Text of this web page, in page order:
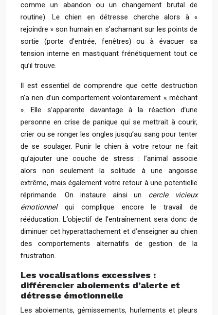
comme un abandon ou un changement brutal de
routine). Le chien en détresse cherche alors à «
rejoindre » son humain en s’acharnant sur les points de
sortie (porte d’entrée, fenêtres) ou à évacuer sa
tension interne en mastiquant frénétiquement tout ce
qu’il trouve.
Il est essentiel de comprendre que cette destruction
n’a rien d’un comportement volontairement « méchant
». Elle s’apparente davantage à la réaction d’une
personne en crise de panique qui se mettrait à courir,
crier ou se ronger les ongles jusqu’au sang pour tenter
de se soulager. Punir le chien à votre retour ne fait
qu’ajouter une couche de stress : l’animal associe
alors non seulement la solitude à une angoisse
extrême, mais également votre retour à une potentielle
réprimande. On instaure ainsi un cercle vicieux
émotionnelqui complique encore le travail de
rééducation. L’objectif de l’entraînement sera donc de
diminuer cet hyperattachement et d’enseigner au chien
des comportements alternatifs de gestion de la
frustration.
Les vocalisations excessives :
différencier aboiements d’alerte et
détresse émotionnelle
Les aboiements, gémissements, hurlements et pleurs